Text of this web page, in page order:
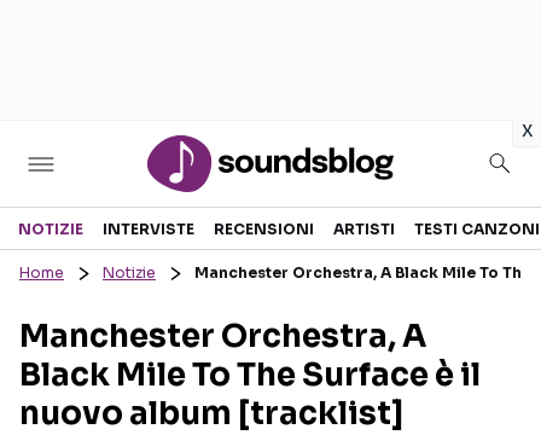
x
Sezioni
RECENSIONI MUSICALI
INTERVISTE
GOSSIP E CURIOSITÀ
TESTI CANZONI
TOUR ED EVENTI
TALENT SHOW
NOTIZIE INTERVISTE RECENSIONI ARTISTI TESTI CANZONI
Home Notizie Manchester Orchestra, A Black Mile To
Manchester Orchestra, A
Black Mile To The Surface è il
nuovo album [tracklist]